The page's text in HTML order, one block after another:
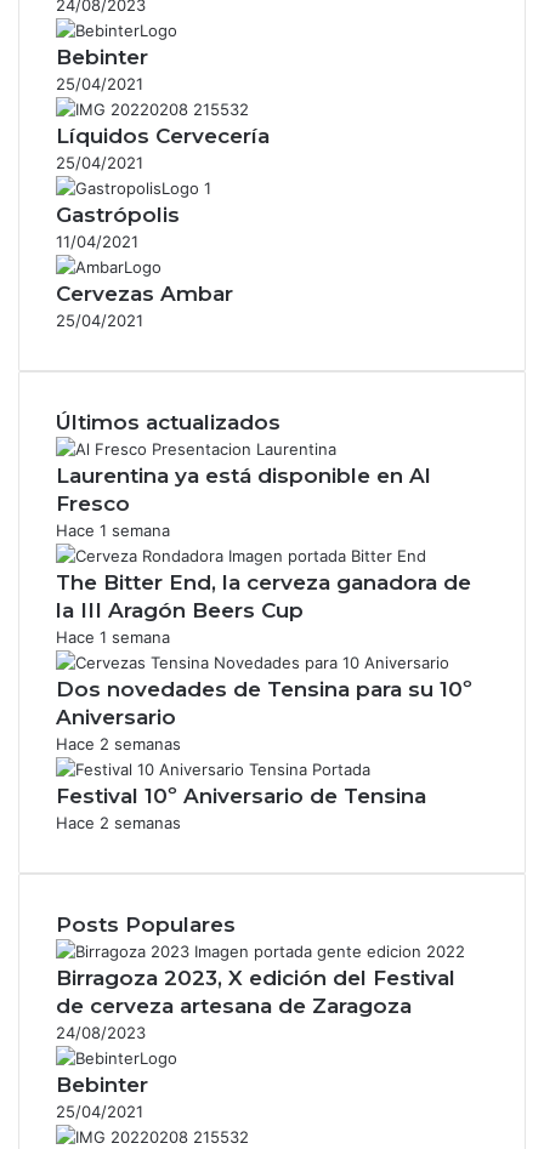
24/08/2023
Bebinter
25/04/2021
Líquidos Cervecería
25/04/2021
Gastrópolis
11/04/2021
Cervezas Ambar
25/04/2021
Últimos actualizados
Laurentina ya está disponible en Al
Fresco
Hace 1 semana
The Bitter End, la cerveza ganadora de
la III Aragón Beers Cup
Hace 1 semana
Dos novedades de Tensina para su 10º
Aniversario
Hace 2 semanas
Festival 10º Aniversario de Tensina
Hace 2 semanas
Posts Populares
Birragoza 2023, X edición del Festival
de cerveza artesana de Zaragoza
24/08/2023
Bebinter
25/04/2021